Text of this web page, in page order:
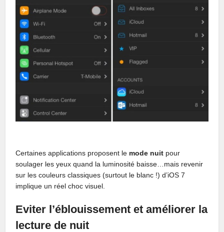
Certaines applications proposent le mode nuit pour
soulager les yeux quand la luminosité baisse…mais revenir
sur les couleurs classiques (surtout le blanc !) d’iOS 7
implique un réel choc visuel.
Eviter l’éblouissement et améliorer la
lecture de nuit